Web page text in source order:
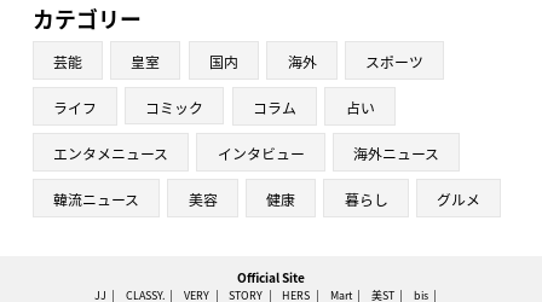
カテゴリー
芸能 皇室 国内 海外 スポーツ
ライフ コミック コラム 占い
エンタメニュース インタビュー 海外ニュース
韓流ニュース 美容 健康 暮らし グルメ
Official Site
JJ CLASSY. VERY STORY HERS Mart 美ST bis